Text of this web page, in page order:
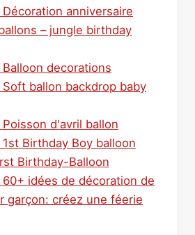
anniversaire
– jungle birthday
decorations
ballon backdrop baby
d'avril ballon
Birthday Boy balloon
Birthday-Balloon
idées de décoration de
garçon: créez une féerie